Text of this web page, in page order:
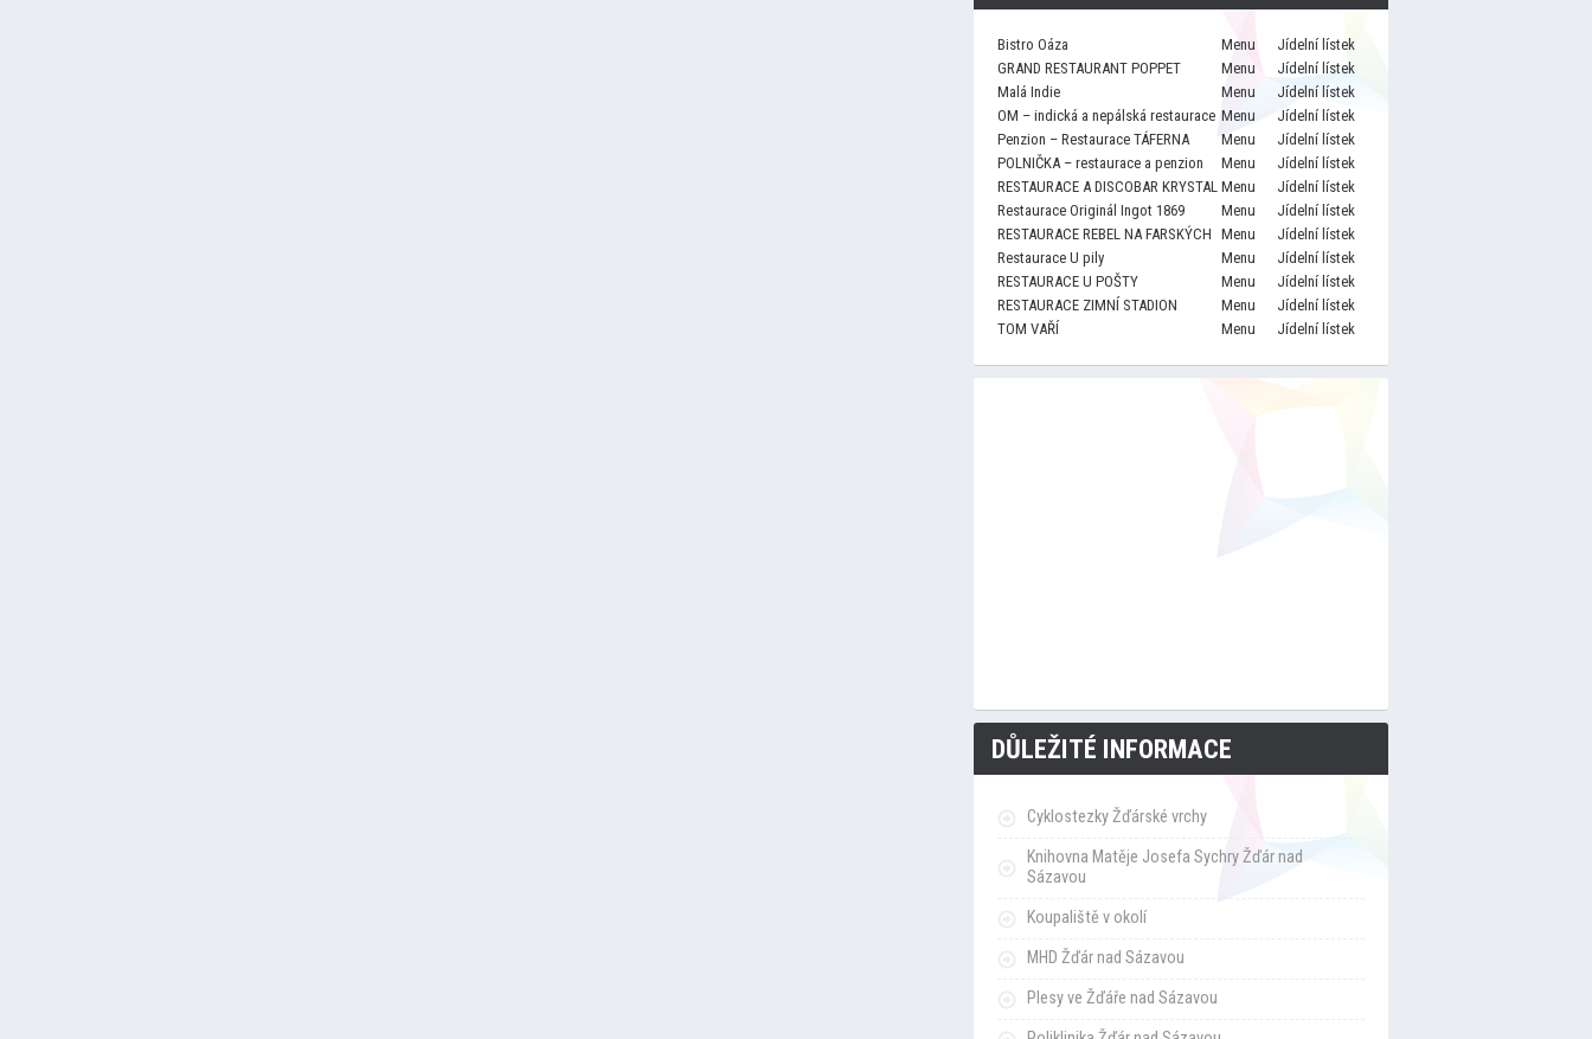
Bistro Oáza Menu
Jídelní lístek
GRAND RESTAURANT POPPET
Menu
Jídelní lístek
Malá Indie
Menu
Jídelní lístek
OM – indická a nepálská restaurace Menu
Jídelní lístek
Penzion – Restaurace TÁFERNA
Menu
Jídelní lístek
POLNIČKA – restaurace a penzion
Menu
Jídelní lístek
RESTAURACE A DISCOBAR KRYSTAL Menu
Jídelní lístek
Restaurace Originál Ingot 1869
Menu
Jídelní lístek
RESTAURACE REBEL NA FARSKÝCH Menu
Jídelní lístek
Restaurace U pily
Menu
Jídelní lístek
RESTAURACE U POŠTY
Menu
Jídelní lístek
RESTAURACE ZIMNÍ STADION
Menu
Jídelní lístek
TOM VAŘÍ
Menu Jídelní lístek
DŮLEŽITÉ INFORMACE
Cyklostezky Žďárské vrchy
Knihovna Matěje Josefa Sychry Žďár nad
Sázavou
Koupaliště v okolí
MHD Žďár nad Sázavou
Plesy ve Žďáře nad Sázavou